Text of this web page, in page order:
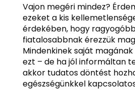
Vajon megéri mindez?
ezeket a kis
érdekében, hogy
fiatalosabbnak érezzük
Mindenkinek saját
ezt – de ha jól informáltan
akkor tudatos döntést
egészségünkkel